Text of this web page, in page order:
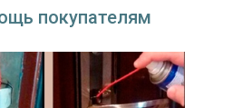
покупателям